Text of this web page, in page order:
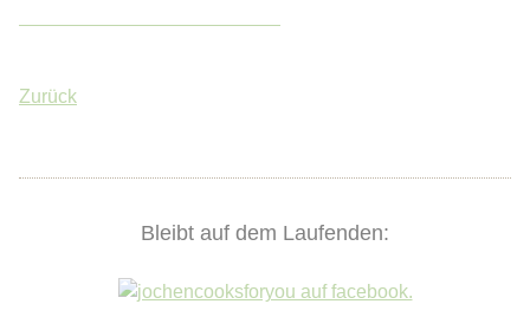
Zurück
Bleibt auf dem Laufenden: